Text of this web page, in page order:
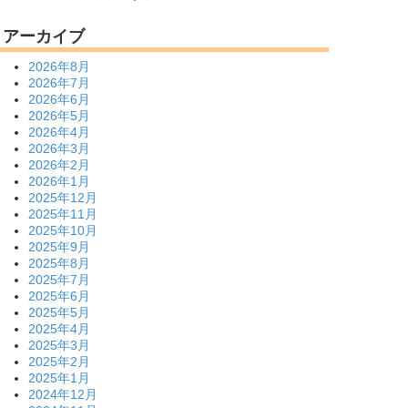
アーカイブ
2026年8月
2026年7月
2026年6月
2026年5月
2026年4月
2026年3月
2026年2月
2026年1月
2025年12月
2025年11月
2025年10月
2025年9月
2025年8月
2025年7月
2025年6月
2025年5月
2025年4月
2025年3月
2025年2月
2025年1月
2024年12月